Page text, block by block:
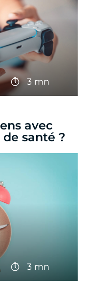
3 mn
avec
santé ?
3 mn